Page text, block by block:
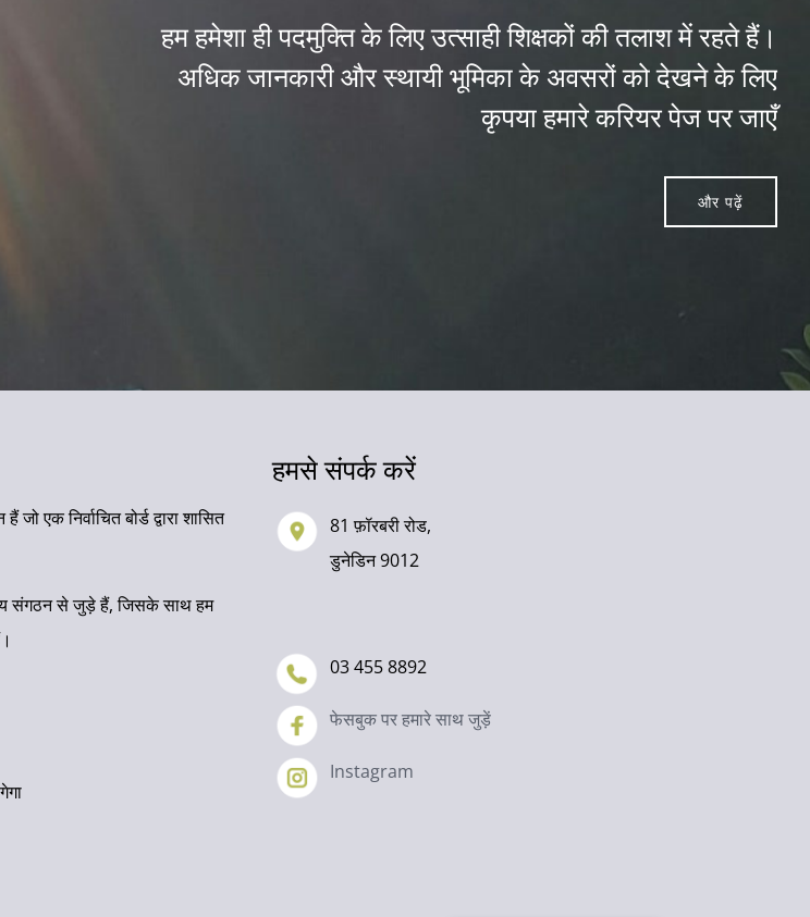
हम हमेशा ही पदमुक्ति के लिए उत्साही शिक्षकों की तलाश में रहते हैं।
अधिक जानकारी और स्थायी भूमिका के अवसरों को देखने के लिए
कृपया हमारे करियर पेज पर जाएँ
और पढ़ें
एक निर्वाचित बोर्ड द्वारा शासित
संगठन से जुड़े हैं, जिसके साथ हम
हमसे संपर्क करें
81 फ़ॉरबरी रोड,
डुनेडिन 9012
03 455 8892
फेसबुक पर हमारे साथ जुड़ें
Instagram